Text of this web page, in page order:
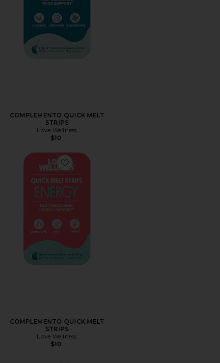
COMPLEMENTO QUICK MELT
STRIPS
Love Wellness
$10
Favorite COMPLEMENTO QUICK MELT STRIPS
COMPLEMENTO QUICK MELT
STRIPS
Love Wellness
$10